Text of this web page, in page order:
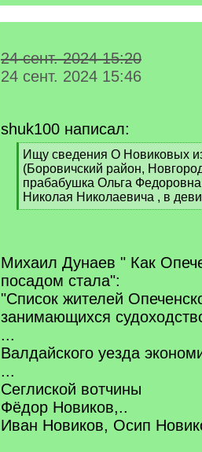
24 сент. 2024 15:20
24 сент. 2024 15:46
shuk100 написал:
[
q
]
Ищу сведения О Новиковых
(Боровичский район,
прабабушка Ольга
Николая Николаевича , в
[
Михаил Дунаев " Как
посадом стала":
"Список жителей
занимающихся
...
Валдайского уезда
...
Сеглиской вотчины
Фёдор Новиков,..
Иван Новиков, Осип